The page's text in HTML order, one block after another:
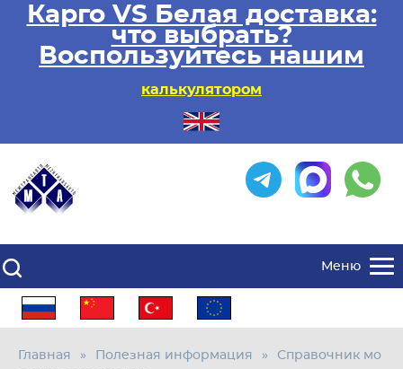
Карго VS Белая доставка:
что выбрать?
Воспользуйтесь нашим
калькулятором
Меню
Главная Полезная информация
Справочник мо